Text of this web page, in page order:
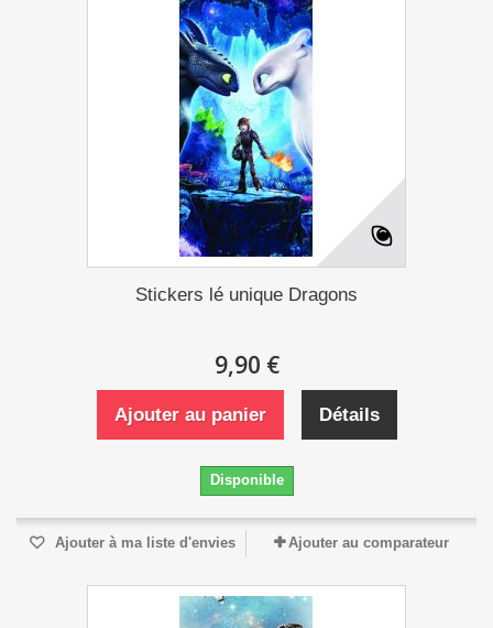
Stickers lé unique Dragons
9,90 €
Ajouter au panier Détails
Disponible
Ajouter à ma liste d'envies Ajouter au comparateur